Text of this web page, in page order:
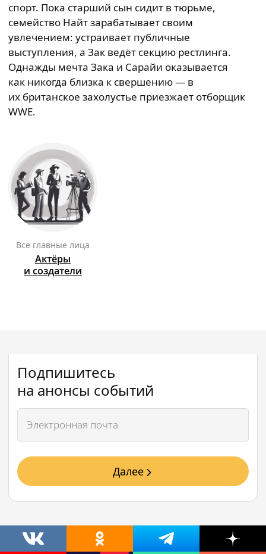
спорт. Пока старший сын сидит в тюрьме,
семейство Найт зарабатывает своим
увлечением: устраивает публичные
выступления, а Зак ведёт секцию рестлинга.
Однажды мечта Зака и Сарайи оказывается
как никогда близка к свершению — в
их британское захолустье приезжает отборщик
WWE.
Все главные лица
Актёры
и создатели
Подпишитесь
на анонсы событий
Далее